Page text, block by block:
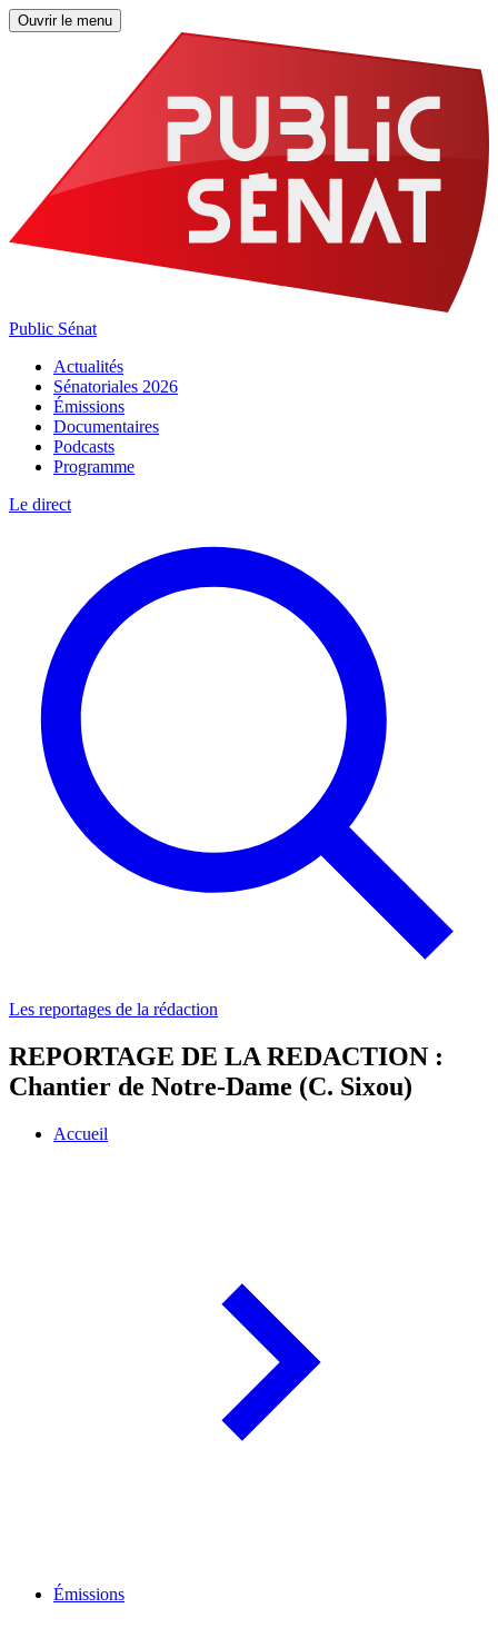
Ouvrir le menu
Public Sénat
Actualités
Sénatoriales 2026
Émissions
Documentaires
Podcasts
Programme
Le direct
Les reportages de la rédaction
REPORTAGE DE LA REDACTION :
Chantier de Notre-Dame (C. Sixou)
Accueil
Émissions